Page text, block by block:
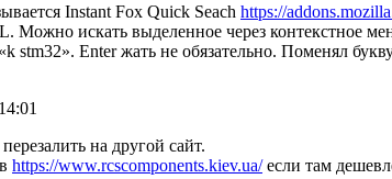
Instant Fox Quick Seach https://
Можно искать выделенное через
stm32». Enter жать не обязательно. Поменял
на другой сайт.
https://www.rcscomponents.kiev.ua/если там